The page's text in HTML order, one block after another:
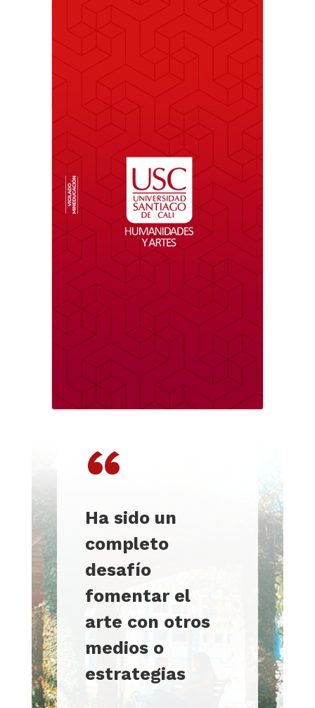
“
Ha sido un
completo
desafío
fomentar el
arte con otros
medios o
estrategias